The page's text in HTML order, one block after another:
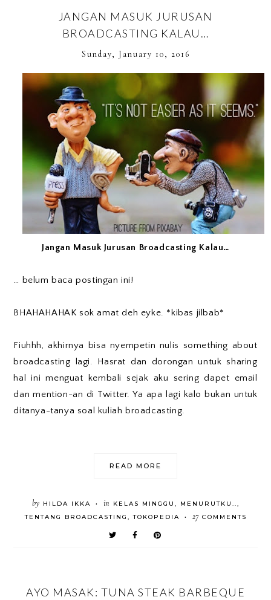
JANGAN MASUK JURUSAN
BROADCASTING KALAU…
Sunday, January 10, 2016
Jangan Masuk Jurusan Broadcasting Kalau…
… belum baca postingan ini!
BHAHAHAHAK sok amat deh eyke. *kibas jilbab*
Fiuhhh, akhirnya bisa nyempetin nulis something about
broadcasting lagi. Hasrat dan dorongan untuk sharing
hal ini menguat kembali sejak aku sering dapet email
dan mention-an di Twitter. Ya apa lagi kalo bukan untuk
ditanya-tanya soal kuliah broadcasting.
READ MORE
by HILDA IKKA • in KELAS MINGGU , MENURUTKU..,
TENTANG BROADCASTING ,TOKOPEDIA • 27COMMENTS
AYO MASAK: TUNA STEAK BARBEQUE